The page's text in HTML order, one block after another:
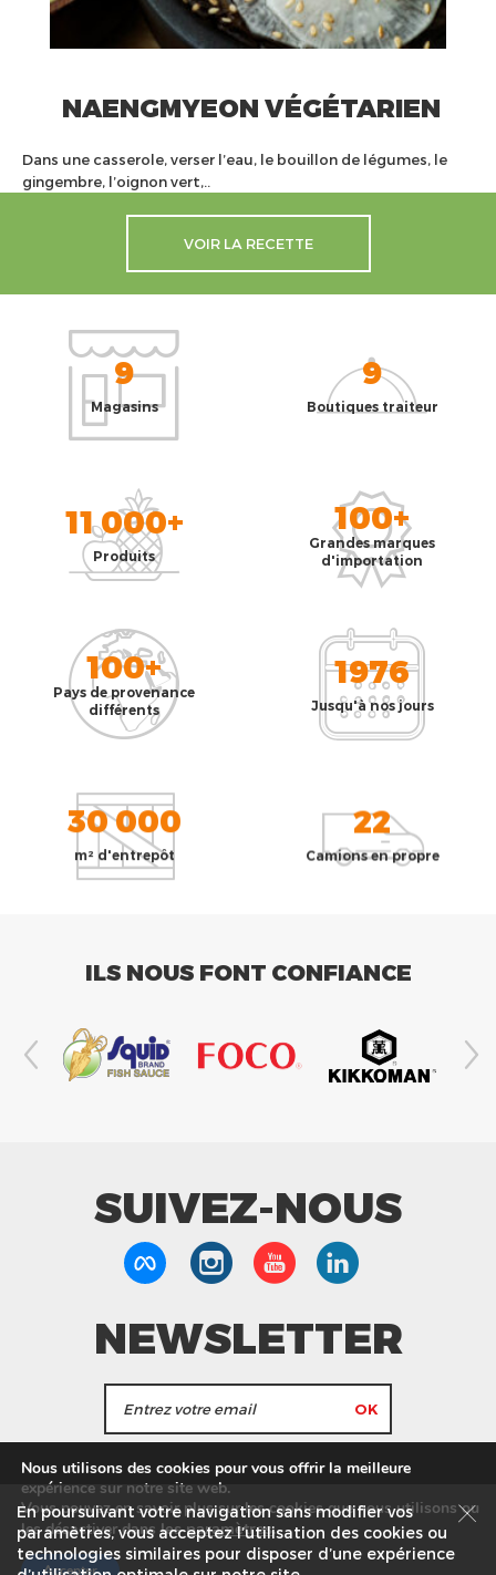
NAENGMYEON VÉGÉTARIEN
Dans une casserole, verser l’eau, le bouillon de légumes, le
gingembre, l’oignon vert,..
VOIR LA RECETTE
9
Magasins
9
Boutiques traiteur
11 000+
Produits
100+
Grandes marques
d'importation
100+
Pays de provenance
différents
1976
Jusqu'à nos jours
30 000
m² d'entrepôt
22
Camions en propre
ILS NOUS FONT CONFIANCE
SUIVEZ-NOUS
NEWSLETTER
informations de Tang Frères.
Nos Magasins Service commercial
Recrutement
Plan du site
Mentions légales
En poursuivant votre navigation sans modifier vos
paramètres, vous acceptez l’utilisation des cookies ou
technologies similaires pour disposer d’une expérience
Nous utilisons des cookies pour vous offrir la meilleure
expérience sur notre site web.
Vous pouvez en savoir plus sur les cookies que nous utilisons ou
les désactiver dans lesparamètres.
Accepter